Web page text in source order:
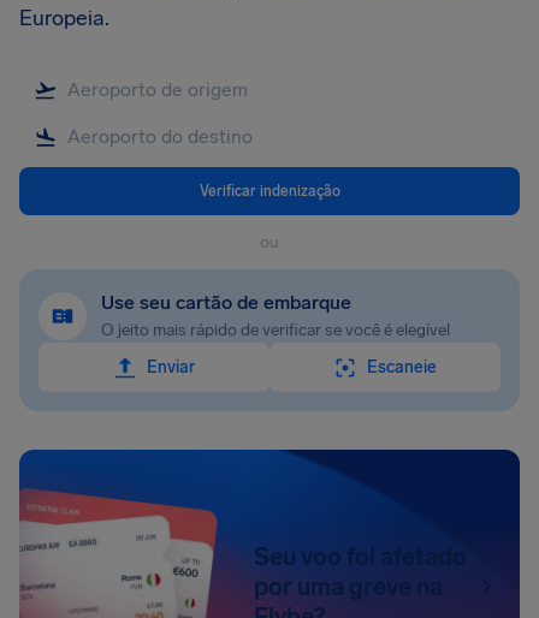
Europeia.
Verificar indenização
ou
Use seu cartão de embarque
O jeito mais rápido de verificar se você é elegível
Enviar
Escaneie
Seu voo foi afetado
por uma greve na